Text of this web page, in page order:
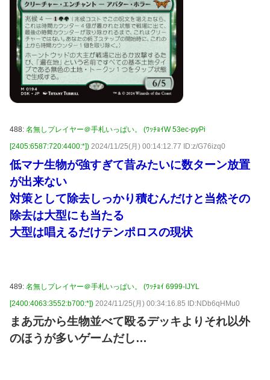
488: 名無しプレイヤー＠手札いっぱい。 (ﾜｯﾁｮｲW 53ec-pyPi
[2405:6587:720:4400:*]) 2024/11/25(月) 00:14:12.77 ID:z/G76izq0
低マナ生物が強すぎて昔みたいに数ターン放置
が出来ない
対策として除去しっかり積むんだけと当然その
除去は大型にも当たる
大型は唱えるだけテンポロスの現状
489: 名無しプレイヤー＠手札いっぱい。 (ﾜｯﾁｮｲ 6999-lJYL
[2400:4063:3552:b700:*]) 2024/11/25(月) 00:34:16.85 ID:NDb6qHMu0
まあ元から生物並べて殴るデッキよりそれ以外
のほうが多いゲームだし…